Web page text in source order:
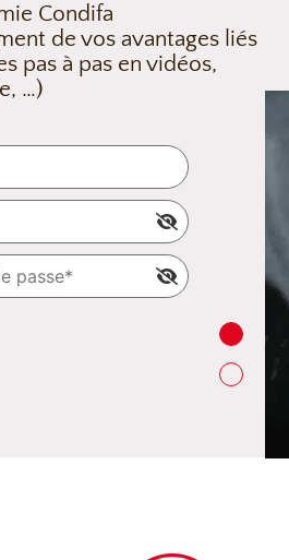
Condifa
de vos avantages liés
pas à pas en vidéos,
…)